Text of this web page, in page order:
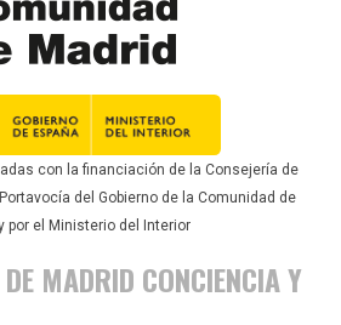
con la financiación de la Consejería de
del Gobierno de la Comunidad de
por el Ministerio del Interior
MADRID CONCIENCIA Y